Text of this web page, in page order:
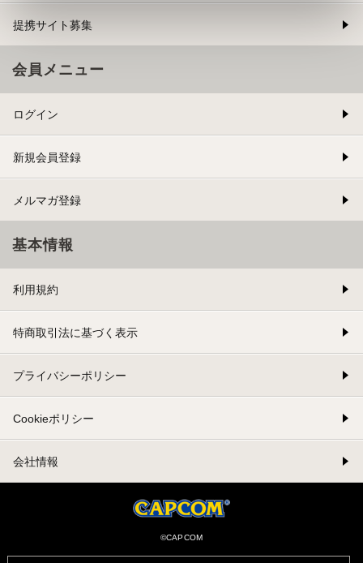
提携サイト募集
会員メニュー
ログイン
新規会員登録
メルマガ登録
基本情報
利用規約
特商取引法に基づく表示
プライバシーポリシー
Cookieポリシー
会社情報
©CAPCOM